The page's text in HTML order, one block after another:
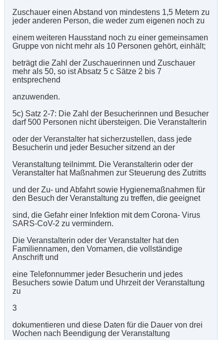
Zuschauer einen Abstand von mindestens 1,5 Metern zu
jeder anderen Person, die weder zum eigenen noch zu
einem weiteren Hausstand noch zu einer gemeinsamen
Gruppe von nicht mehr als 10 Personen gehört, einhält;
beträgt die Zahl der Zuschauerinnen und Zuschauer
mehr als 50, so ist Absatz 5 c Sätze 2 bis 7
entsprechend
anzuwenden.
5c) Satz 2-7: Die Zahl der Besucherinnen und Besucher
darf 500 Personen nicht übersteigen. Die Veranstalterin
oder der Veranstalter hat sicherzustellen, dass jede
Besucherin und jeder Besucher sitzend an der
Veranstaltung teilnimmt. Die Veranstalterin oder der
Veranstalter hat Maßnahmen zur Steuerung des Zutritts
und der Zu- und Abfahrt sowie Hygienemaßnahmen für
den Besuch der Veranstaltung zu treffen, die geeignet
sind, die Gefahr einer Infektion mit dem Corona- Virus
SARS-CoV-2 zu vermindern.
Die Veranstalterin oder der Veranstalter hat den
Familiennamen, den Vornamen, die vollständige
Anschrift und
eine Telefonnummer jeder Besucherin und jedes
Besuchers sowie Datum und Uhrzeit der Veranstaltung
zu
3
dokumentieren und diese Daten für die Dauer von drei
Wochen nach Beendigung der Veranstaltung